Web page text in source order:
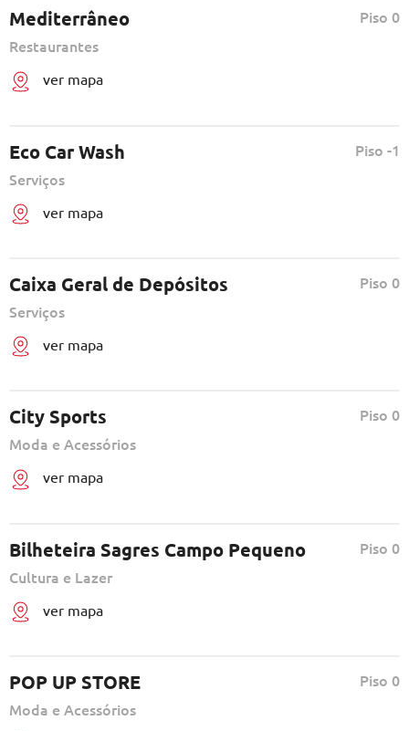
Mediterrâneo
Piso 0
Restaurantes
ver mapa
Eco Car Wash
Piso -1
Serviços
ver mapa
Caixa Geral de Depósitos
Piso 0
Serviços
ver mapa
City Sports
Piso 0
Moda e Acessórios
ver mapa
Bilheteira Sagres Campo Pequeno
Piso 0
Cultura e Lazer
ver mapa
POP UP STORE
Piso 0
Moda e Acessórios